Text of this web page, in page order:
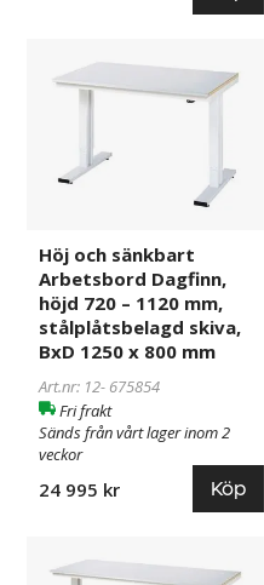
och
sänkbart
Dagfinn,
höjd
1120
mm,
stålplåtsbelagd
skiva,
1250
800
Höj och sänkbart
Arbetsbord Dagfinn,
höjd 720 – 1120 mm,
stålplåtsbelagd skiva,
BxD 1250 x 800 mm
Art.nr: 12- 675854
Fri frakt
Sänds från vårt lager inom 2
veckor
24 995 kr Köp
och